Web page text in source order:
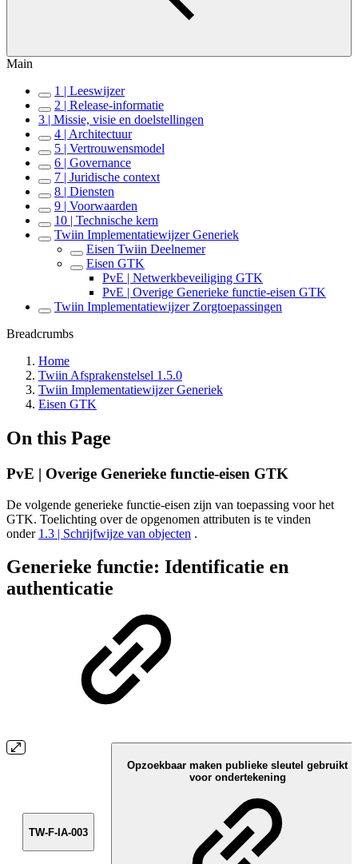
Main
1 | Leeswijzer
2 | Release-informatie
3 | Missie, visie en doelstellingen
4 | Architectuur
5 | Vertrouwensmodel
6 | Governance
7 | Juridische context
8 | Diensten
9 | Voorwaarden
10 | Technische kern
Twiin Implementatiewijzer Generiek
Eisen Twiin Deelnemer
Eisen GTK
PvE | Netwerkbeveiliging GTK
PvE | Overige Generieke functie-eisen GTK
Twiin Implementatiewijzer Zorgtoepassingen
Breadcrumbs
Home
Twiin Afsprakenstelsel 1.5.0
Twiin Implementatiewijzer Generiek
Eisen GTK
On this Page
PvE | Overige Generieke functie-eisen GTK
De volgende generieke functie-eisen zijn van toepassing voor het
GTK. Toelichting over de opgenomen attributen is te vinden
onder 1.3 | Schrijfwijze van objecten .
Generieke functie: Identificatie en
authenticatie
TW-F-IA-003
Opzoekbaar maken publieke sleutel gebruikt
voor ondertekening